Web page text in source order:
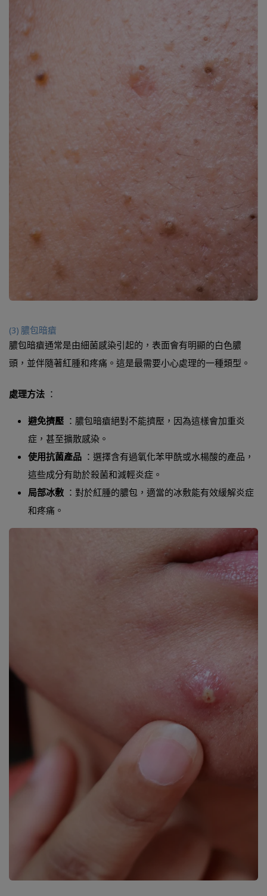
(3) 膿包暗瘡
膿包暗瘡通常是由細菌感染引起的，表面會有明顯的白色膿
頭，並伴隨著紅腫和疼痛。這是最需要小心處理的一種類型。
處理方法 ：
避免擠壓 ：膿包暗瘡絕對不能擠壓，因為這樣會加重炎
症，甚至擴散感染。
使用抗菌產品 ：選擇含有過氧化苯甲酰或水楊酸的產品，
這些成分有助於殺菌和減輕炎症。
局部冰敷 ：對於紅腫的膿包，適當的冰敷能有效緩解炎症
和疼痛。